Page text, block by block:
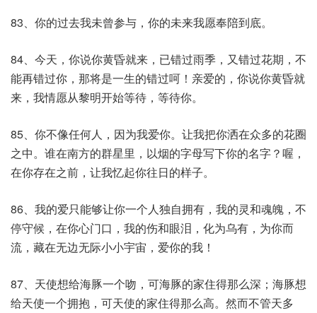
83、你的过去我未曾参与，你的未来我愿奉陪到底。
84、今天，你说你黄昏就来，已错过雨季，又错过花期，不
能再错过你，那将是一生的错过呵！亲爱的，你说你黄昏就
来，我情愿从黎明开始等待，等待你。
85、你不像任何人，因为我爱你。让我把你洒在众多的花圈
之中。谁在南方的群星里，以烟的字母写下你的名字？喔，
在你存在之前，让我忆起你往日的样子。
86、我的爱只能够让你一个人独自拥有，我的灵和魂魄，不
停守候，在你心门口，我的伤和眼泪，化为乌有，为你而
流，藏在无边无际小小宇宙，爱你的我！
87、天使想给海豚一个吻，可海豚的家住得那么深；海豚想
给天使一个拥抱，可天使的家住得那么高。然而不管天多